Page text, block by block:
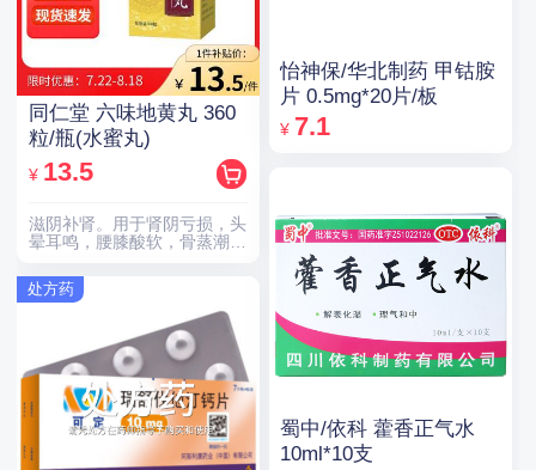
同仁堂 六味地黄丸 360
粒/瓶(水蜜丸)
¥ 13.5
滋阴补肾。用于肾阴亏损，头
晕耳鸣，腰膝酸软，骨蒸潮
处方药
怡神保/华北制药 甲钴胺
片 0.5mg*20片/板
¥ 7.1
蜀中/依科 藿香正气水
10ml*10支